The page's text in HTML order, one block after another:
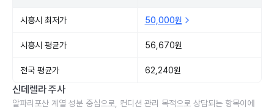
시흥시 최저가 50,000원
시흥시 평균가 56,670원
전국 평균가 62,240원
신데렐라 주사
알파리포산 계열 성분 중심으로, 컨디션 관리 목적으로 상담되는 항목이에